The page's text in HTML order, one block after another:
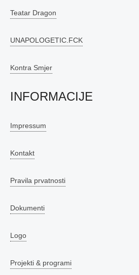
Teatar Dragon
UNAPOLOGETIC.FCK
Kontra Smjer
INFORMACIJE
Impressum
Kontakt
Pravila prvatnosti
Dokumenti
Logo
Projekti & programi